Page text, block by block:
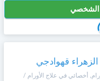
قهوادجي
أخصائي في علاج الأورام /